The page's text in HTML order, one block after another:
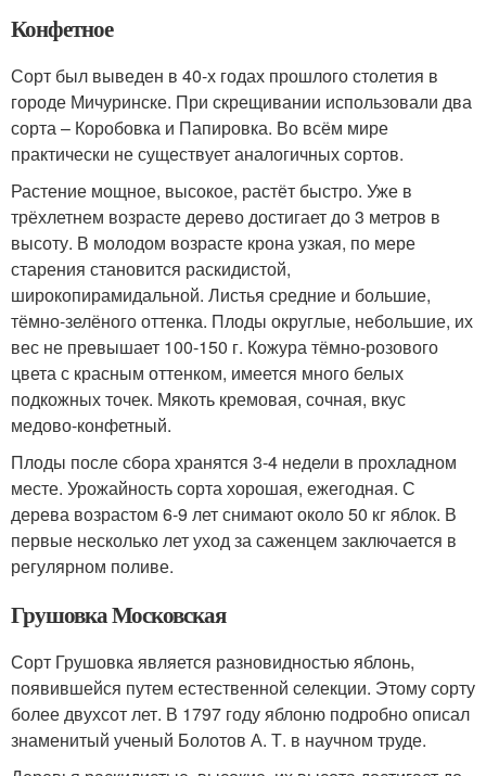
Конфетное
Сорт был выведен в 40-х годах прошлого столетия в
городе Мичуринске. При скрещивании использовали два
сорта – Коробовка и Папировка. Во всём мире
практически не существует аналогичных сортов.
Растение мощное, высокое, растёт быстро. Уже в
трёхлетнем возрасте дерево достигает до 3 метров в
высоту. В молодом возрасте крона узкая, по мере
старения становится раскидистой,
широкопирамидальной. Листья средние и большие,
тёмно-зелёного оттенка. Плоды округлые, небольшие, их
вес не превышает 100-150 г. Кожура тёмно-розового
цвета с красным оттенком, имеется много белых
подкожных точек. Мякоть кремовая, сочная, вкус
медово-конфетный.
Плоды после сбора хранятся 3-4 недели в прохладном
месте. Урожайность сорта хорошая, ежегодная. С
дерева возрастом 6-9 лет снимают около 50 кг яблок. В
первые несколько лет уход за саженцем заключается в
регулярном поливе.
Грушовка Московская
Сорт Грушовка является разновидностью яблонь,
появившейся путем естественной селекции. Этому сорту
более двухсот лет. В 1797 году яблоню подробно описал
знаменитый ученый Болотов А. Т. в научном труде.